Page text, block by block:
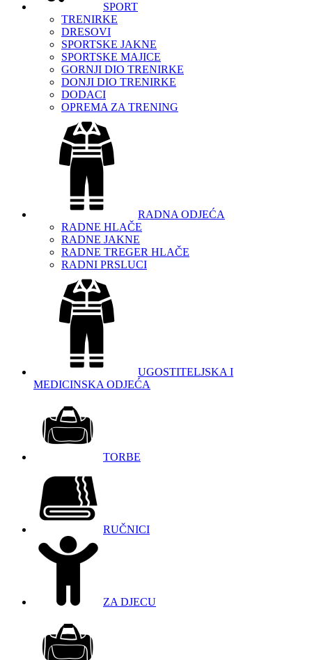
SPORT
TRENIRKE
DRESOVI
SPORTSKE JAKNE
SPORTSKE MAJICE
GORNJI DIO TRENIRKE
DONJI DIO TRENIRKE
DODACI
OPREMA ZA TRENING
RADNA ODJEĆA
RADNE HLAČE
RADNE JAKNE
RADNE TREGER HLAČE
RADNI PRSLUCI
UGOSTITELJSKA I
MEDICINSKA ODJEĆA
TORBE
RUČNICI
ZA DJECU